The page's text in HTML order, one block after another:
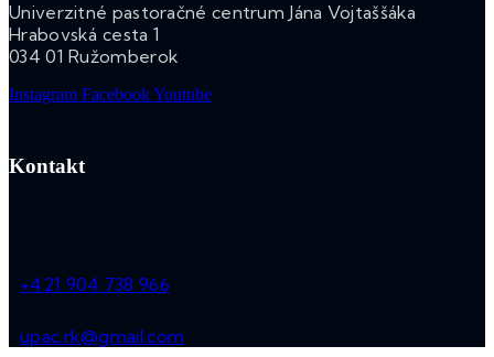
Univerzitné pastoračné centrum Jána Vojtaššáka
Hrabovská cesta 1
034 01 Ružomberok
Instagram FacebookYoutube
Kontakt
+421 904 738 966
upac.rk@gmail.com